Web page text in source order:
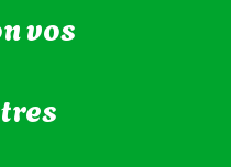
vos